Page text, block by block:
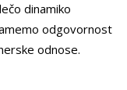
dinamiko
odgovornost
odnose.